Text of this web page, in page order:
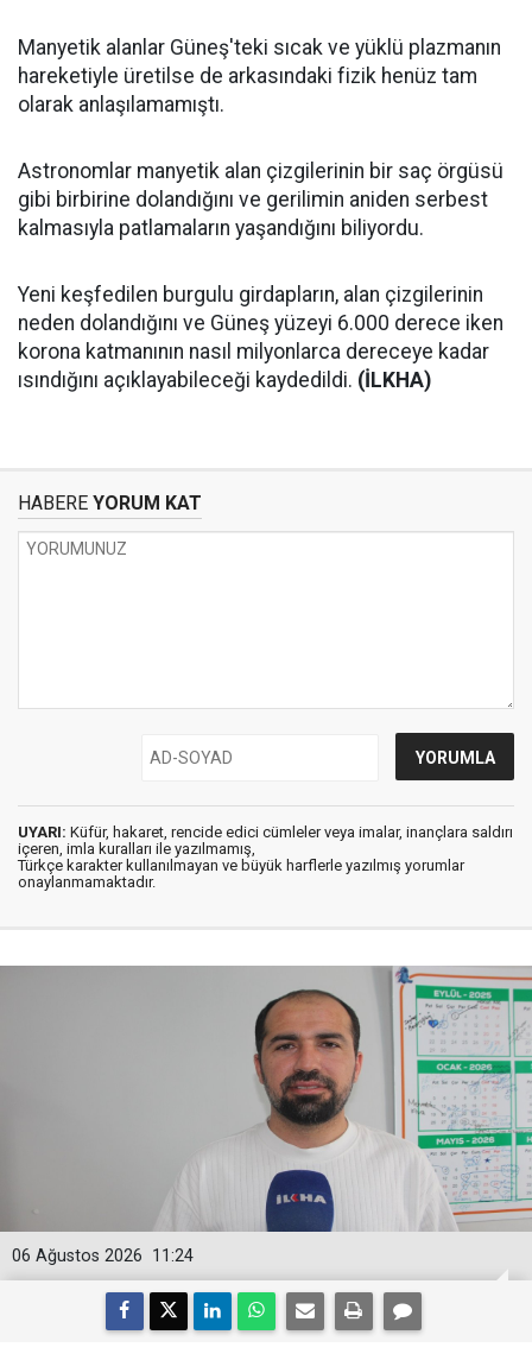
Manyetik alanlar Güneş'teki sıcak ve yüklü plazmanın
hareketiyle üretilse de arkasındaki fizik henüz tam
olarak anlaşılamamıştı.
Astronomlar manyetik alan çizgilerinin bir saç örgüsü
gibi birbirine dolandığını ve gerilimin aniden serbest
kalmasıyla patlamaların yaşandığını biliyordu.
Yeni keşfedilen burgulu girdapların, alan çizgilerinin
neden dolandığını ve Güneş yüzeyi 6.000 derece iken
korona katmanının nasıl milyonlarca dereceye kadar
ısındığını açıklayabileceği kaydedildi. (İLKHA)
HABERE YORUM KAT
UYARI: Küfür, hakaret, rencide edici cümleler veya imalar, inançlara saldırı
içeren, imla kuralları ile yazılmamış,
Türkçe karakter kullanılmayan ve büyük harflerle yazılmış yorumlar
onaylanmamaktadır.
11:24
06 Ağustos 2026